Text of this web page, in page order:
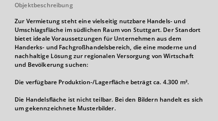
Objektbeschreibung
Zur Vermietung steht eine vielseitig nutzbare Handels- und
Umschlagsfläche im südlichen Raum von Stuttgart. Der Standort
bietet ideale Voraussetzungen für Unternehmen aus dem
Handerks- und Fachgroßhandelsbereich, die eine moderne und
nachhaltige Lösung zur regionalen Versorgung von Wirtschaft
und Bevölkerung suchen:
Die verfügbare Produktion-/Lagerfläche beträgt ca. 4.300 m².
Die Handelsfläche ist nicht teilbar. Bei den Bildern handelt es sich
um gekennzeichnete Musterbilder.